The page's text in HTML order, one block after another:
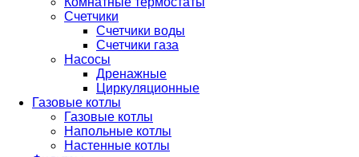
Счетчики
Счетчики воды
Счетчики газа
Насосы
Дренажные
Циркуляционные
Газовые котлы
Газовые котлы
Напольные котлы
Настенные котлы